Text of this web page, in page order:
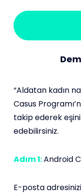
“Aldatan kadın
Casus
takip ederek
edebilirsiniz.
Adım 1:Android
E-posta